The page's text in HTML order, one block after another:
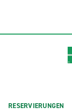
RESERVIERUNGEN